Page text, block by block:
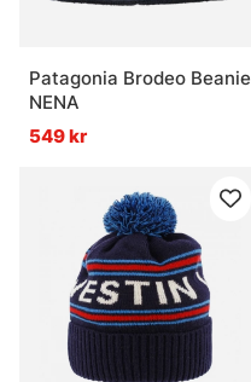
Patagonia Brodeo Beanie
NENA
549 kr